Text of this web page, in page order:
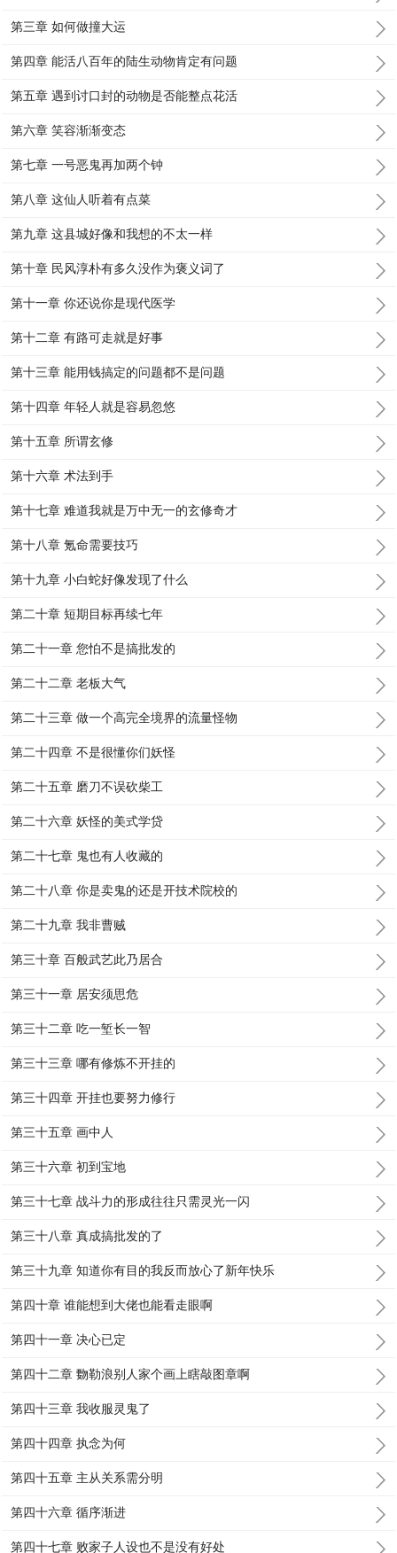
第三章 如何做撞大运
第四章 能活八百年的陆生动物肯定有问题
第五章 遇到讨口封的动物是否能整点花活
第六章 笑容渐渐变态
第七章 一号恶鬼再加两个钟
第八章 这仙人听着有点菜
第九章 这县城好像和我想的不太一样
第十章 民风淳朴有多久没作为褒义词了
第十一章 你还说你是现代医学
第十二章 有路可走就是好事
第十三章 能用钱搞定的问题都不是问题
第十四章 年轻人就是容易忽悠
第十五章 所谓玄修
第十六章 术法到手
第十七章 难道我就是万中无一的玄修奇才
第十八章 氪命需要技巧
第十九章 小白蛇好像发现了什么
第二十章 短期目标再续七年
第二十一章 您怕不是搞批发的
第二十二章 老板大气
第二十三章 做一个高完全境界的流量怪物
第二十四章 不是很懂你们妖怪
第二十五章 磨刀不误砍柴工
第二十六章 妖怪的美式学贷
第二十七章 鬼也有人收藏的
第二十八章 你是卖鬼的还是开技术院校的
第二十九章 我非曹贼
第三十章 百般武艺此乃居合
第三十一章 居安须思危
第三十二章 吃一堑长一智
第三十三章 哪有修炼不开挂的
第三十四章 开挂也要努力修行
第三十五章 画中人
第三十六章 初到宝地
第三十七章 战斗力的形成往往只需灵光一闪
第三十八章 真成搞批发的了
第三十九章 知道你有目的我反而放心了新年快乐
第四十章 谁能想到大佬也能看走眼啊
第四十一章 决心已定
第四十二章 覅勒浪别人家个画上瞎敲图章啊
第四十三章 我收服灵鬼了
第四十四章 执念为何
第四十五章 主从关系需分明
第四十六章 循序渐进
第四十七章 败家子人设也不是没有好处